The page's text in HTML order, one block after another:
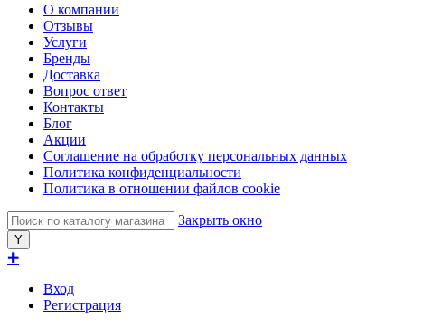
О компании
Отзывы
Услуги
Бренды
Доставка
Вопрос ответ
Контакты
Блог
Акции
Соглашение на обработку персональных данных
Политика конфиденциальности
Политика в отношении файлов cookie
Закрыть окно
✚
Вход
Регистрация